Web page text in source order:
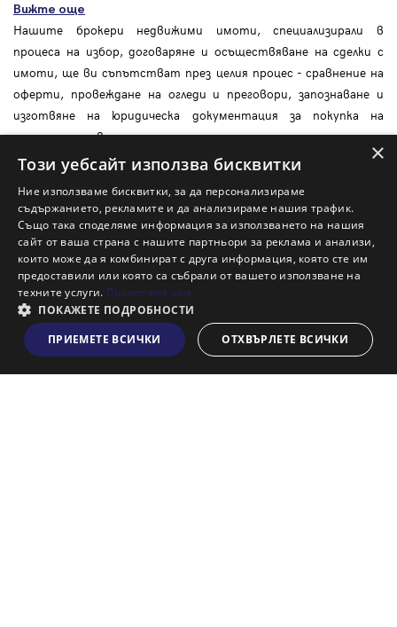
Виж на картата
Вижте още
Нашите брокери недвижими имоти, специализирали в
процеса на избор, договаряне и осъществяване на сделки с
имоти, ще ви съпътстват през целия процес - сравнение на
оферти, провеждане на огледи и преговори, запознаване и
изготвяне на юридическа документация за покупка на
мечтания от вас дом.
Тук може да се запознаете и с местоположението на
офисите на АДРЕСнедвижими имоти.
Свържете се с нас:
×
Този уебсайт използва бисквитки
Ние използваме бисквитки, за да персонализираме
съдържанието, рекламите и да анализираме нашия трафик.
Също така споделяме информация за използването на нашия
сайт от ваша страна с нашите партньори за реклама и анализи,
които може да я комбинират с друга информация, която сте им
предоставили или която са събрали от вашето използване на
техните услуги. Прочетете още
ПОКАЖЕТЕ ПОДРОБНОСТИ
ПРИЕМЕТЕ ВСИЧКИ
ОТХВЪРЛЕТЕ ВСИЧКИ